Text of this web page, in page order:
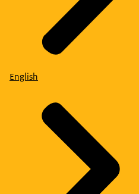
English